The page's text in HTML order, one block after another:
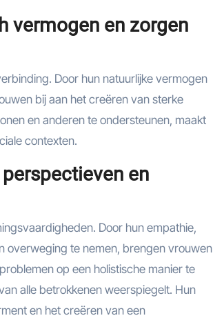
vermogen en zorgen
Door hun natuurlijke vermogen
bij aan het creëren van sterke
en anderen te ondersteunen, maakt
contexten.
en
Door hun empathie,
overweging te nemen, brengen vrouwen
op een holistische manier te
alle betrokkenen weerspiegelt. Hun
en het creëren van een